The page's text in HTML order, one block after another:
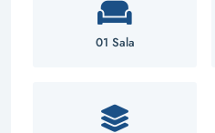
01 Sala